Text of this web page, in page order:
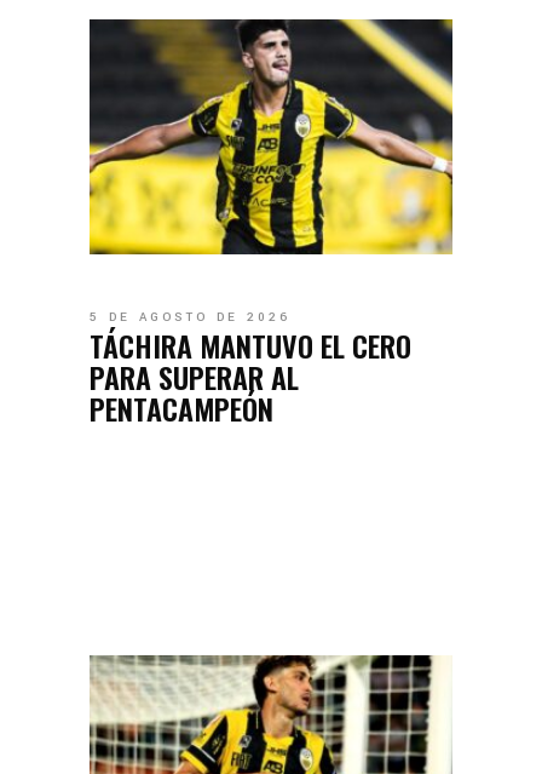
5 DE AGOSTO DE 2026
TÁCHIRA MANTUVO EL CERO
PARA SUPERAR AL
PENTACAMPEÓN